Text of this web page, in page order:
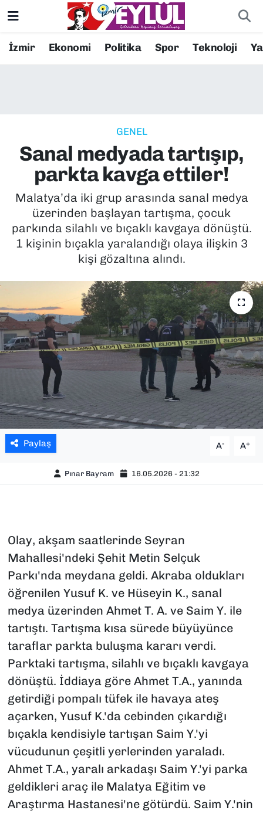
İzmir Ekonomi Politika Spor Teknoloji
GENEL
Sanal medyada tartışıp,
parkta kavga ettiler!
Malatya’da iki grup arasında sanal medya
üzerinden başlayan tartışma, çocuk
parkında silahlı ve bıçaklı kavgaya dönüştü.
1 kişinin bıçakla yaralandığı olaya ilişkin 3
kişi gözaltına alındı.
Paylaş A- A+
Pınar Bayram 16.05.2026 - 21:32
Olay, akşam saatlerinde Seyran
Mahallesi'ndeki Şehit Metin Selçuk
Parkı'nda meydana geldi. Akraba oldukları
öğrenilen Yusuf K. ve Hüseyin K., sanal
medya üzerinden Ahmet T. A. ve Saim Y. ile
tartıştı. Tartışma kısa sürede büyüyünce
taraflar parkta buluşma kararı verdi.
Parktaki tartışma, silahlı ve bıçaklı kavgaya
dönüştü. İddiaya göre Ahmet T.A., yanında
getirdiği pompalı tüfek ile havaya ateş
açarken, Yusuf K.'da cebinden çıkardığı
bıçakla kendisiyle tartışan Saim Y.'yi
vücudunun çeşitli yerlerinden yaraladı.
Ahmet T.A., yaralı arkadaşı Saim Y.'yi parka
geldikleri araç ile Malatya Eğitim ve
Araştırma Hastanesi'ne götürdü. Saim Y.'nin
Resmi İlanlar
EKONOMİ
KÜLTÜR SANAT
MAGAZİN
POLİTİKA
SAĞLIK
SPOR
TEKNOLOJİ
YAŞAM
YEREL YÖNETİMLER
Konak Nöbetçi Eczaneler
Süper Lig Puan Durumu ve Fikstür
Tüm Manşetler
Son Dakika Haberleri
Haber Arşivi